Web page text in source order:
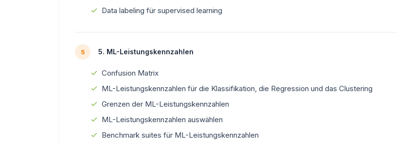
Data labeling für supervised learning
5 5. ML-Leistungskennzahlen
Confusion Matrix
ML-Leistungskennzahlen für die Klassifikation, die Regression und das Clustering
Grenzen der ML-Leistungskennzahlen
ML-Leistungskennzahlen auswählen
Benchmark suites für ML-Leistungskennzahlen